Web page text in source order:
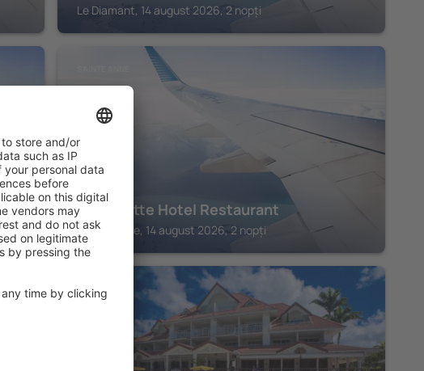
Le Diamant, 14 august 2026, 2 nopți
La Dunette Hotel Restaurant
Sainte Anne, 14 august 2026, 2 nopți
SAINTE LUCE